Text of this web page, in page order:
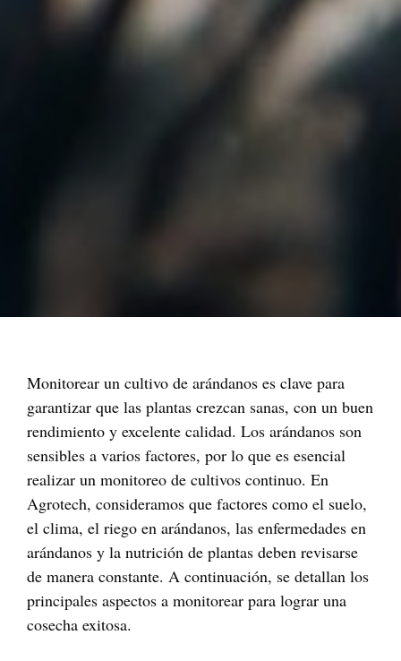
Monitorear un cultivo de arándanos es clave para
garantizar que las plantas crezcan sanas, con un buen
rendimiento y excelente calidad. Los arándanos son
sensibles a varios factores, por lo que es esencial
realizar un monitoreo de cultivos continuo. En
Agrotech, consideramos que factores como el suelo,
el clima, el riego en arándanos, las enfermedades en
arándanos y la nutrición de plantas deben revisarse
de manera constante. A continuación, se detallan los
principales aspectos a monitorear para lograr una
cosecha exitosa.